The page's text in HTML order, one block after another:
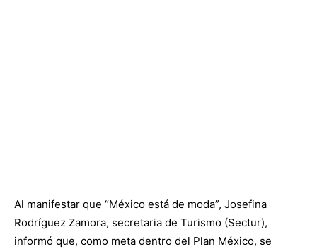
Al manifestar que “México está de moda”, Josefina
Rodríguez Zamora, secretaria de Turismo (Sectur),
informó que, como meta dentro del Plan México, se